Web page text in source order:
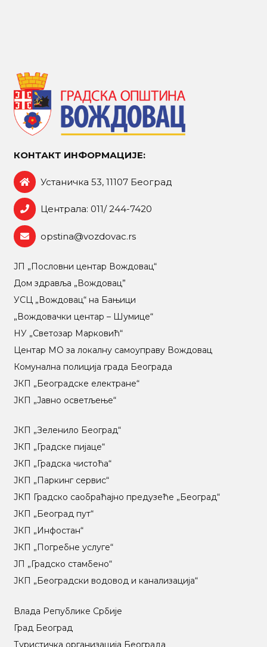
КОНТАКТ ИНФОРМАЦИЈЕ:
Устаничка 53, 11107 Београд
Централа: 011/ 244-7420
opstina@vozdovac.rs
ЈП „Пословни центар Вождовац“
Дом здравља „Вождовац”
УСЦ „Вождовац“ на Бањици
„Вождовачки центар – Шумице“
НУ „Светозар Марковић“
Центар МO за локалну самоуправу Вождовац
Комунална полиција града Београда
ЈКП „Београдске електране“
ЈКП „Јавно осветљење“
ЈКП „Зеленило Београд“
ЈКП „Градске пијаце“
ЈКП „Градска чистоћа“
ЈКП „Паркинг сервис“
ЈКП Градско саобраћајно предузеће „Београд“
ЈКП „Београд пут“
ЈКП „Инфостан“
ЈКП „Погребне услуге“
ЈП „Градско стамбено“
ЈКП „Београдски водовод и канализација“
Влада Републике Србије
Град Београд
Туристичка организација Београда